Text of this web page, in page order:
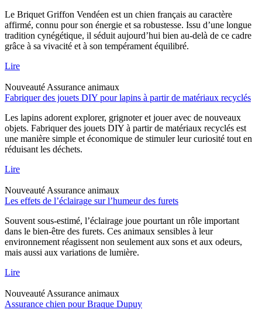
Le Briquet Griffon Vendéen est un chien français au caractère
affirmé, connu pour son énergie et sa robustesse. Issu d’une longue
tradition cynégétique, il séduit aujourd’hui bien au-delà de ce cadre
grâce à sa vivacité et à son tempérament équilibré.
Lire
Nouveauté Assurance animaux
Fabriquer des jouets DIY pour lapins à partir de matériaux recyclés
Les lapins adorent explorer, grignoter et jouer avec de nouveaux
objets. Fabriquer des jouets DIY à partir de matériaux recyclés est
une manière simple et économique de stimuler leur curiosité tout en
réduisant les déchets.
Lire
Nouveauté Assurance animaux
Les effets de l’éclairage sur l’humeur des furets
Souvent sous-estimé, l’éclairage joue pourtant un rôle important
dans le bien-être des furets. Ces animaux sensibles à leur
environnement réagissent non seulement aux sons et aux odeurs,
mais aussi aux variations de lumière.
Lire
Nouveauté Assurance animaux
Assurance chien pour Braque Dupuy